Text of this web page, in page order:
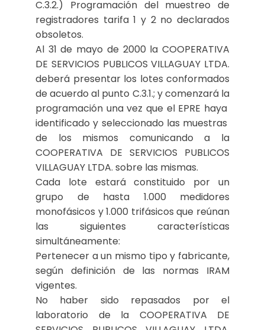
C.3.2.) Programación del muestreo de
registradores tarifa 1 y 2 no declarados
obsoletos.
Al 31 de mayo de 2000 la COOPERATIVA
DE SERVICIOS PUBLICOS VILLAGUAY LTDA.
deberá presentar los lotes conformados
de acuerdo al punto C.3.1.; y comenzará la
programación una vez que el EPRE haya
identificado y seleccionado las muestras
de los mismos comunicando a la
COOPERATIVA DE SERVICIOS PUBLICOS
VILLAGUAY LTDA. sobre las mismas.
Cada lote estará constituido por un
grupo de hasta 1.000 medidores
monofásicos y 1.000 trifásicos que reúnan
las siguientes características
simultáneamente:
Pertenecer a un mismo tipo y fabricante,
según definición de las normas IRAM
vigentes.
No haber sido repasados por el
laboratorio de la COOPERATIVA DE